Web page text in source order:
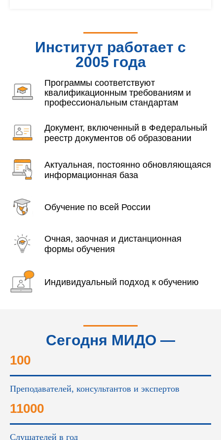
Институт работает с
2005 года
Программы соответствуют
квалификационным требованиям и
профессиональным стандартам
Документ, включенный в Федеральный
реестр документов об образовании
Актуальная, постоянно обновляющаяся
информационная база
Обучение по всей России
Очная, заочная и дистанционная
формы обучения
Индивидуальный подход к обучению
Сегодня МИДО —
100
Преподавателей, консультантов и экспертов
11000
Слушателей в год